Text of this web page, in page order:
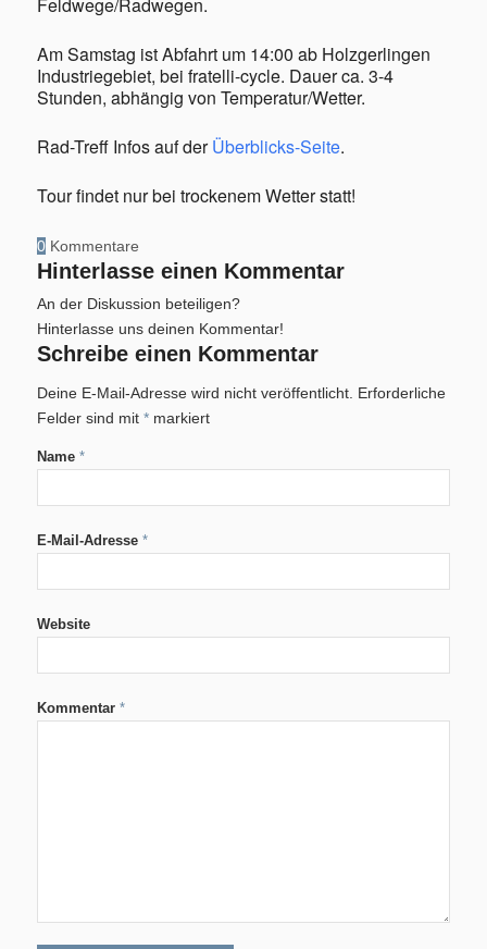
Am Samstag ist Abfahrt um 14:00 ab Holzgerlingen
Industriegebiet, bei fratelli-cycle. Dauer ca. 3-4
Stunden, abhängig von Temperatur/Wetter.
Rad-Treff Infos auf derÜberblicks-Seite.
Tour findet nur bei trockenem Wetter statt!
0 Kommentare
Hinterlasse einen Kommentar
An der Diskussion beteiligen?
Hinterlasse uns deinen Kommentar!
Schreibe einen Kommentar
Deine E-Mail-Adresse wird nicht veröffentlicht. Erforderliche
Felder sind mit *markiert
Name *
E-Mail-Adresse *
Website
Kommentar *